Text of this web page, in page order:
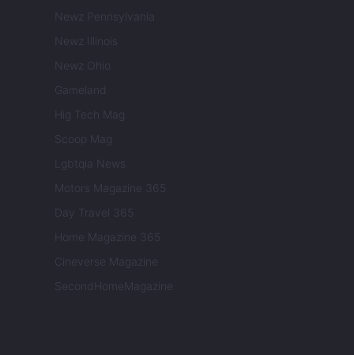
Newz Pennsylvania
Newz Illinois
Newz Ohio
Gameland
Hig Tech Mag
Scoop Mag
Lgbtqia News
Motors Magazine 365
Day Travel 365
Home Magazine 365
Cineverse Magazine
SecondHomeMagazine